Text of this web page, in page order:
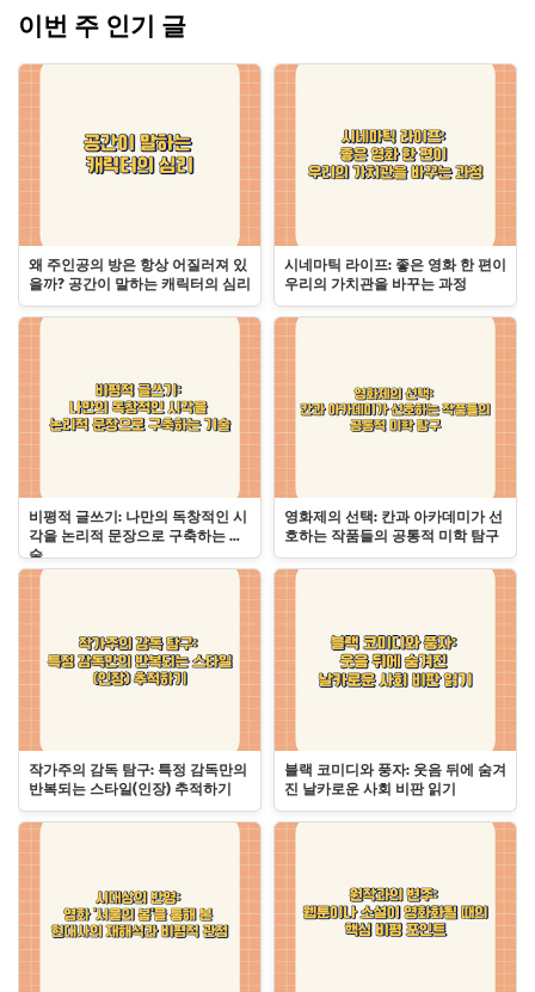
이번 주 인기 글
왜 주인공의 방은 항상 어질러져 있
을까? 공간이 말하는 캐릭터의 심리
시네마틱 라이프: 좋은 영화 한 편이
우리의 가치관을 바꾸는 과정
비평적 글쓰기: 나만의 독창적인 시
각을 논리적 문장으로 구축하는 기
술
영화제의 선택: 칸과 아카데미가 선
호하는 작품들의 공통적 미학 탐구
작가주의 감독 탐구: 특정 감독만의
반복되는 스타일(인장) 추적하기
블랙 코미디와 풍자: 웃음 뒤에 숨겨
진 날카로운 사회 비판 읽기